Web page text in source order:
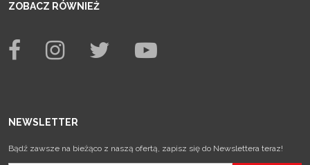
ZOBACZ RÓWNIEŻ
NEWSLETTER
Bądź zawsze na bieżąco z naszą ofertą, zapisz się do Newslettera teraz!